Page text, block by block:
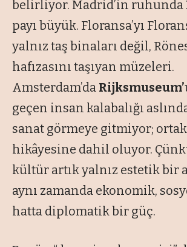
belirliyor. Madrid’in ruhunda
payı büyük. Floransa’yı
yalnız taş binaları değil,
hafızasını taşıyan müzeleri.
Amsterdam’da Rijksmuseum’
geçen insan kalabalığı
sanat görmeye gitmiyor;
hikâyesine dahil oluyor.
kültür artık yalnız estetik bir
aynı zamanda ekonomik,
hatta diplomatik bir güç.